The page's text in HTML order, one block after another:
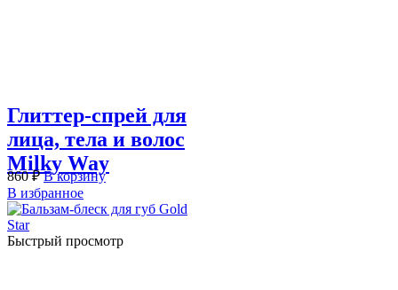
Глиттер-спрей для
лица, тела и волос
Milky Way
860₽ В корзину
В избранное
Быстрый просмотр